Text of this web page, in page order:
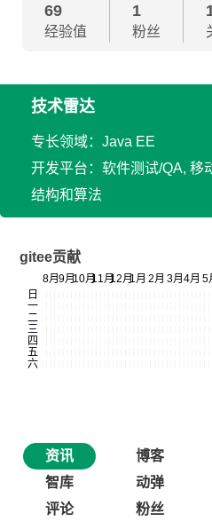
69
经验值
1
粉丝
技术雷达
专长领域：Java EE
开发平台：软件测试/QA, 移
结构和算法
gitee贡献
资讯 博客
智库
动弹
评论
粉丝